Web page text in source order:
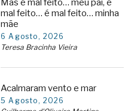
Mas é mal feito… meu pai, é
mal feito… é mal feito… minha
mãe
6 Agosto, 2026
Teresa Bracinha Vieira
Acalmaram vento e mar
5 Agosto, 2026